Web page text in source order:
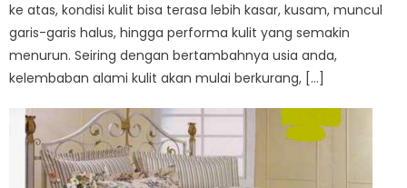
ke atas, kondisi kulit bisa terasa lebih kasar, kusam, muncul
garis-garis halus, hingga performa kulit yang semakin
menurun. Seiring dengan bertambahnya usia anda,
kelembaban alami kulit akan mulai berkurang, […]